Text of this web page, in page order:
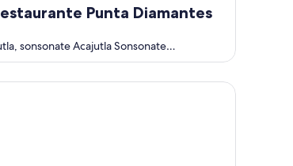
Punta Diamantes
sonsonate Acajutla Sonsonate
Punta Corona